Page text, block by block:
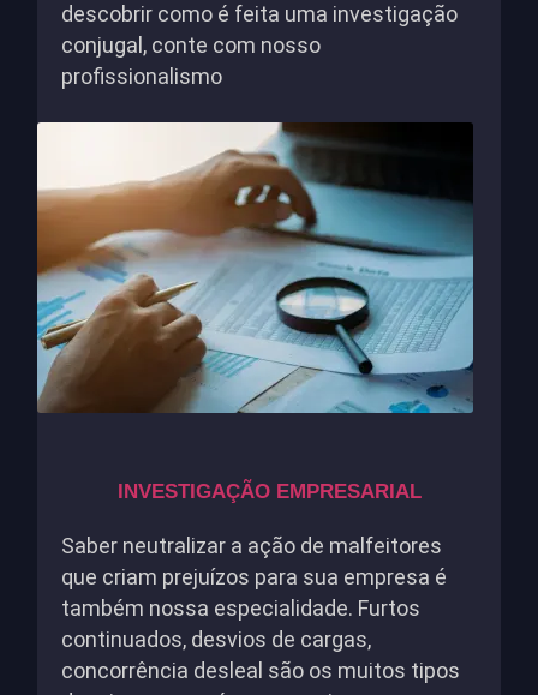
descobrir como é feita uma investigação
conjugal, conte com nosso
profissionalismo
INVESTIGAÇÃO EMPRESARIAL
Saber neutralizar a ação de malfeitores
que criam prejuízos para sua empresa é
também nossa especialidade. Furtos
continuados, desvios de cargas,
concorrência desleal são os muitos tipos